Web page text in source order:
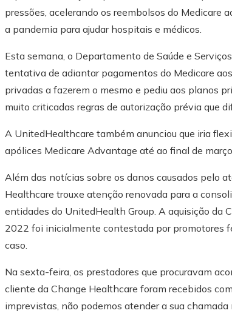
pressões, acelerando os reembolsos do Medicare
a pandemia para ajudar hospitais e médicos.
Esta semana, o Departamento de Saúde e
tentativa de adiantar pagamentos do Medicare
privadas a fazerem o mesmo e pediu aos planos
muito criticadas regras de autorização prévia que
A UnitedHealthcare também anunciou que iria
apólices Medicare Advantage até ao final de
Além das notícias sobre os danos causados ​​pelo
Healthcare trouxe atenção renovada para a
entidades do UnitedHealth Group. A aquisição da
2022 foi inicialmente contestada por promotores
caso.
Na sexta-feira, os prestadores que procuravam
cliente da Change Healthcare foram recebidos
imprevistas, não podemos atender a sua